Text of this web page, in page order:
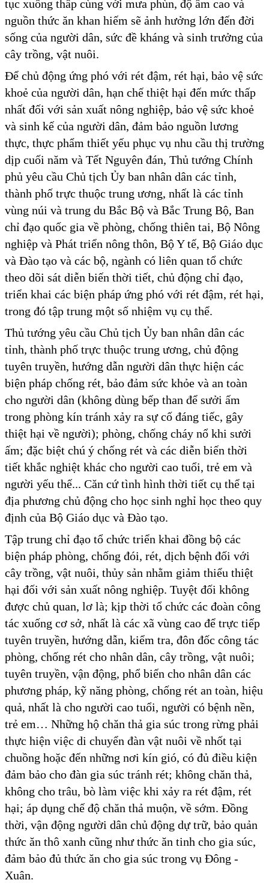
tục xuống thấp cùng với mưa phùn, độ ẩm cao và
nguồn thức ăn khan hiếm sẽ ảnh hưởng lớn đến đời
sống của người dân, sức đề kháng và sinh trưởng của
cây trồng, vật nuôi.
Để chủ động ứng phó với rét đậm, rét hại, bảo vệ sức
khoẻ của người dân, hạn chế thiệt hại đến mức thấp
nhất đối với sản xuất nông nghiệp, bảo vệ sức khoẻ
và sinh kế của người dân, đảm bảo nguồn lương
thực, thực phẩm thiết yếu phục vụ nhu cầu thị trường
dịp cuối năm và Tết Nguyên đán, Thủ tướng Chính
phủ yêu cầu Chủ tịch Ủy ban nhân dân các tỉnh,
thành phố trực thuộc trung ương, nhất là các tỉnh
vùng núi và trung du Bắc Bộ và Bắc Trung Bộ, Ban
chỉ đạo quốc gia về phòng, chống thiên tai, Bộ Nông
nghiệp và Phát triển nông thôn, Bộ Y tế, Bộ Giáo dục
và Đào tạo và các bộ, ngành có liên quan tổ chức
theo dõi sát diễn biến thời tiết, chủ động chỉ đạo,
triển khai các biện pháp ứng phó với rét đậm, rét hại,
trong đó tập trung một số nhiệm vụ cụ thể.
Thủ tướng yêu cầu Chủ tịch Ủy ban nhân dân các
tỉnh, thành phố trực thuộc trung ương, chủ động
tuyên truyền, hướng dẫn người dân thực hiện các
biện pháp chống rét, bảo đảm sức khỏe và an toàn
cho người dân (không dùng bếp than để sưởi ấm
trong phòng kín tránh xảy ra sự cố đáng tiếc, gây
thiệt hại về người); phòng, chống cháy nổ khi sưởi
ấm; đặc biệt chú ý chống rét và các diễn biến thời
tiết khắc nghiệt khác cho người cao tuổi, trẻ em và
người yếu thế... Căn cứ tình hình thời tiết cụ thể tại
địa phương chủ động cho học sinh nghỉ học theo quy
định của Bộ Giáo dục và Đào tạo.
Tập trung chỉ đạo tổ chức triển khai đồng bộ các
biện pháp phòng, chống đói, rét, dịch bệnh đối với
cây trồng, vật nuôi, thủy sản nhằm giảm thiểu thiệt
hại đối với sản xuất nông nghiệp. Tuyệt đối không
được chủ quan, lơ là; kịp thời tổ chức các đoàn công
tác xuống cơ sở, nhất là các xã vùng cao để trực tiếp
tuyên truyền, hướng dẫn, kiểm tra, đôn đốc công tác
phòng, chống rét cho nhân dân, cây trồng, vật nuôi;
tuyên truyền, vận động, phổ biến cho nhân dân các
phương pháp, kỹ năng phòng, chống rét an toàn, hiệu
quả, nhất là cho người cao tuổi, người có bệnh nền,
trẻ em… Những hộ chăn thả gia súc trong rừng phải
thực hiện việc di chuyển đàn vật nuôi về nhốt tại
chuồng hoặc đến những nơi kín gió, có đủ điều kiện
đảm bảo cho đàn gia súc tránh rét; không chăn thả,
không cho trâu, bò làm việc khi xảy ra rét đậm, rét
hại; áp dụng chế độ chăn thả muộn, về sớm. Đồng
thời, vận động người dân chủ động dự trữ, bảo quản
thức ăn thô xanh cũng như thức ăn tinh cho gia súc,
đảm bảo đủ thức ăn cho gia súc trong vụ Đông -
Xuân.